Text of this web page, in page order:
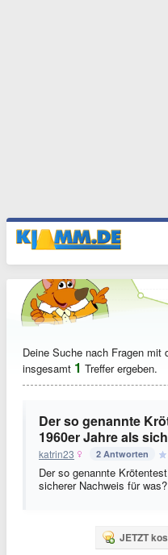
Deine Suche nach Fragen mit
insgesamt 1 Treffer ergeben.
Der so genannte
1960er Jahre als
katrin23 2 Antworten
Der so genannte
sicherer Nachweis für was?
JETZT